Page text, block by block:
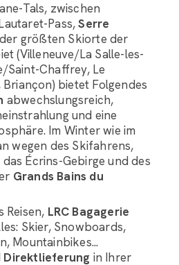
Tals, zwischen
Pass,Serre
größten Skiorte der
(Villeneuve/La Salle-les-
Saint-Chaffrey, Le
bietet Folgendes
abwechslungsreich,
und eine
Im Winter wie im
wegen des Skifahrens,
Écrins-Gebirge und des
Grands Bains du
Reisen, LRC Bagagerie
Skier, Snowboards,
Mountainbikes...
Direktlieferung in Ihrer